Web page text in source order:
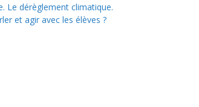
Le dérèglement climatique.
et agir avec les élèves ?